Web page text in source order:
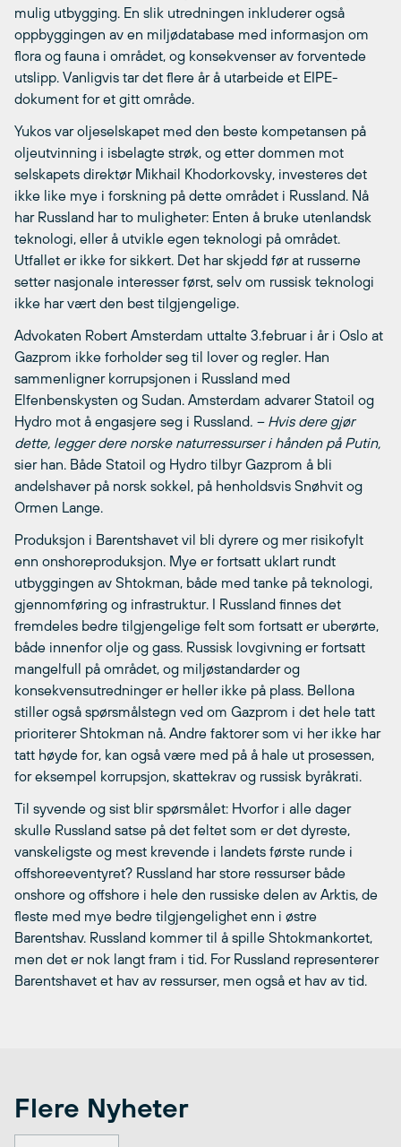
mulig utbygging. En slik utredningen inkluderer også
oppbyggingen av en miljødatabase med informasjon om
flora og fauna i området, og konsekvenser av forventede
utslipp. Vanligvis tar det flere år å utarbeide et EIPE-
dokument for et gitt område.
Yukos var oljeselskapet med den beste kompetansen på
oljeutvinning i isbelagte strøk, og etter dommen mot
selskapets direktør Mikhail Khodorkovsky, investeres det
ikke like mye i forskning på dette området i Russland. Nå
har Russland har to muligheter: Enten å bruke utenlandsk
teknologi, eller å utvikle egen teknologi på området.
Utfallet er ikke for sikkert. Det har skjedd før at russerne
setter nasjonale interesser først, selv om russisk teknologi
ikke har vært den best tilgjengelige.
Advokaten Robert Amsterdam uttalte 3.februar i år i Oslo at
Gazprom ikke forholder seg til lover og regler. Han
sammenligner korrupsjonen i Russland med
Elfenbenskysten og Sudan. Amsterdam advarer Statoil og
Hydro mot å engasjere seg i Russland. – Hvis dere gjør
dette, legger dere norske naturressurser i hånden på Putin,
sier han. Både Statoil og Hydro tilbyr Gazprom å bli
andelshaver på norsk sokkel, på henholdsvis Snøhvit og
Ormen Lange.
Produksjon i Barentshavet vil bli dyrere og mer risikofylt
enn onshoreproduksjon. Mye er fortsatt uklart rundt
utbyggingen av Shtokman, både med tanke på teknologi,
gjennomføring og infrastruktur. I Russland finnes det
fremdeles bedre tilgjengelige felt som fortsatt er uberørte,
både innenfor olje og gass. Russisk lovgivning er fortsatt
mangelfull på området, og miljøstandarder og
konsekvensutredninger er heller ikke på plass. Bellona
stiller også spørsmålstegn ved om Gazprom i det hele tatt
prioriterer Shtokman nå. Andre faktorer som vi her ikke har
tatt høyde for, kan også være med på å hale ut prosessen,
for eksempel korrupsjon, skattekrav og russisk byråkrati.
Til syvende og sist blir spørsmålet: Hvorfor i alle dager
skulle Russland satse på det feltet som er det dyreste,
vanskeligste og mest krevende i landets første runde i
offshoreeventyret? Russland har store ressurser både
onshore og offshore i hele den russiske delen av Arktis, de
fleste med mye bedre tilgjengelighet enn i østre
Barentshav. Russland kommer til å spille Shtokmankortet,
men det er nok langt fram i tid. For Russland representerer
Barentshavet et hav av ressurser, men også et hav av tid.
Flere Nyheter